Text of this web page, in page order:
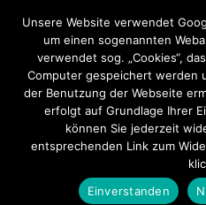
Impressum
Sitemap
Kontakt
[:de]Prohn & Spott
Hauptmenü
Unsere Website verwendet
um einen sogenannten
verwendet sog. „Cookies“,
Computer gespeichert werden
der Benutzung der Webseite
erfolgt auf Grundlage Ihrer
können Sie jederzeit
entsprechenden Link zum
Einverstanden